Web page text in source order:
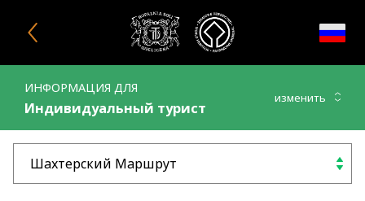
ИНФОРМАЦИЯ ДЛЯ
Индивидуальный турист
изменить
Закрыть окно
Шахтерский Маршрут